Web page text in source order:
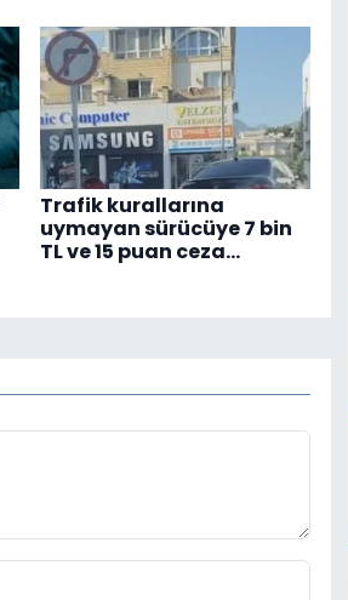
Trafik kurallarına
uymayan sürücüye 7 bin
TL ve 15 puan ceza…